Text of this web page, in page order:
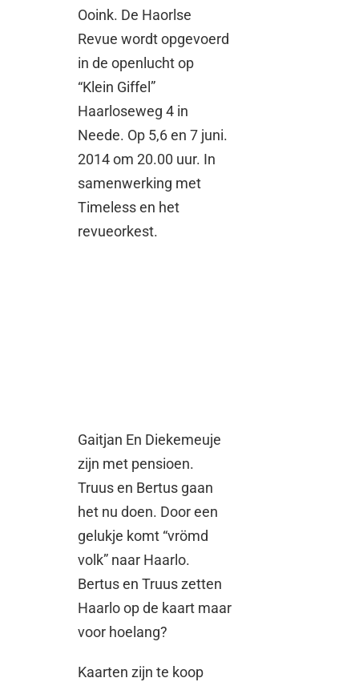
Ooink. De Haorlse
Revue wordt opgevoerd
in de openlucht op
“Klein Giffel”
Haarloseweg 4 in
Neede. Op 5,6 en 7 juni.
2014 om 20.00 uur. In
samenwerking met
Timeless en het
revueorkest.
Gaitjan En Diekemeuje
zijn met pensioen.
Truus en Bertus gaan
het nu doen. Door een
gelukje komt “vrömd
volk” naar Haarlo.
Bertus en Truus zetten
Haarlo op de kaart maar
voor hoelang?
Kaarten zijn te koop